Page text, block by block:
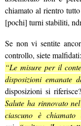
chiamato al rientro
[pochi] turni stabiliti,
Se non vi sentite
controllo, siete malfidati:
“Le misure per il
disposizioni emanate
disposizioni si
Salute ha rinnovato
ciascuno è